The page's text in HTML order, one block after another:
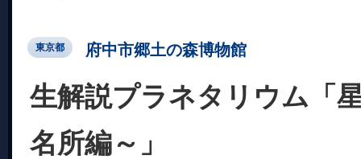
東京都 府中市郷土の森博物館
生解説プラネタリウム「
名所編～」